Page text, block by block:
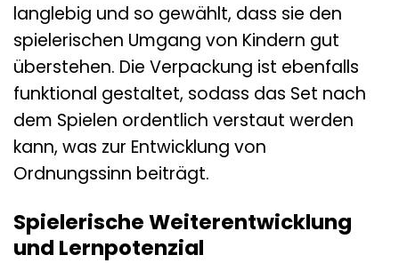
langlebig und so gewählt, dass sie den
spielerischen Umgang von Kindern gut
überstehen. Die Verpackung ist ebenfalls
funktional gestaltet, sodass das Set nach
dem Spielen ordentlich verstaut werden
kann, was zur Entwicklung von
Ordnungssinn beiträgt.
Spielerische Weiterentwicklung
und Lernpotenzial